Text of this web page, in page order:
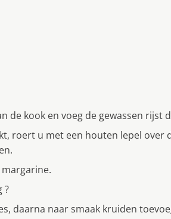
de kook en voeg de gewassen rijst
roert u met een houten lepel over
?
daarna naar smaak kruiden